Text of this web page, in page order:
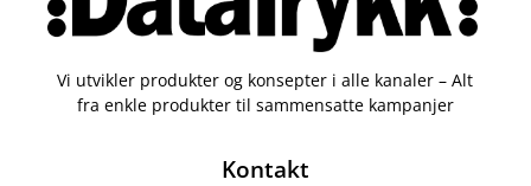
Vi utvikler produkter og konsepter i alle kanaler – Alt
fra enkle produkter til sammensatte kampanjer
Kontakt